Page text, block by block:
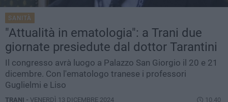
SANITÀ
"Attualità in ematologia": a Trani due
giornate presiedute dal dottor Tarantini
Il congresso avrà luogo a Palazzo San Giorgio il 20 e 21
dicembre. Con l'ematologo tranese i professori
Guglielmi e Liso
TRANI - VENERDÌ 13 DICEMBRE 2024 10.40